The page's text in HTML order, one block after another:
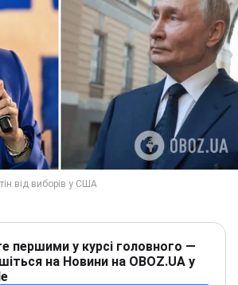
першими у курсі головного —
на Новини на OBOZ.UA у